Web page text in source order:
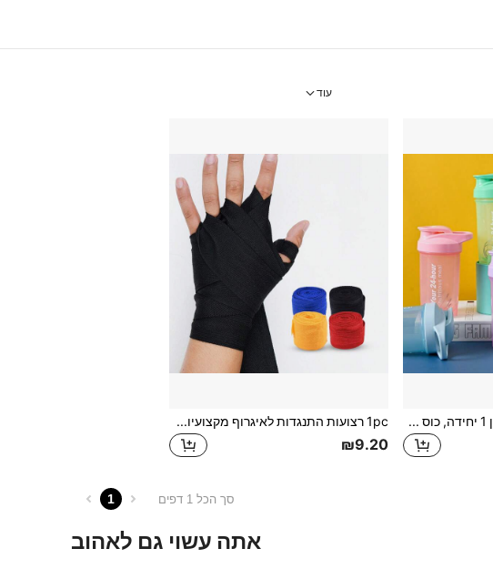
עוד
בקבוק שייקר אבקת חלבון 1 יחידה, כוס מיקסר שייק להחלפת ארוחה, בקבוק מים ספורט, קיבולת גדולה, נייד, נשלח צבע אקראי 1pc רצועות התנגדות לאיגרוף מקצועיות, רצועת התנגדות לכושר ספורטיבי, רצועת תמיכה אלסטית לאיגרוף
₪9.20
סך הכל 1 דפים 1
אתה עשוי גם לאהוב